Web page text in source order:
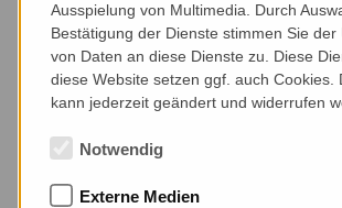
Ausspielung von Multimedia. Durch
Bestätigung der Dienste stimmen Sie der
von Daten an diese Dienste zu. Diese
diese Website setzen ggf. auch Cookies.
kann jederzeit geändert und widerrufen
Notwendig
Externe Medien